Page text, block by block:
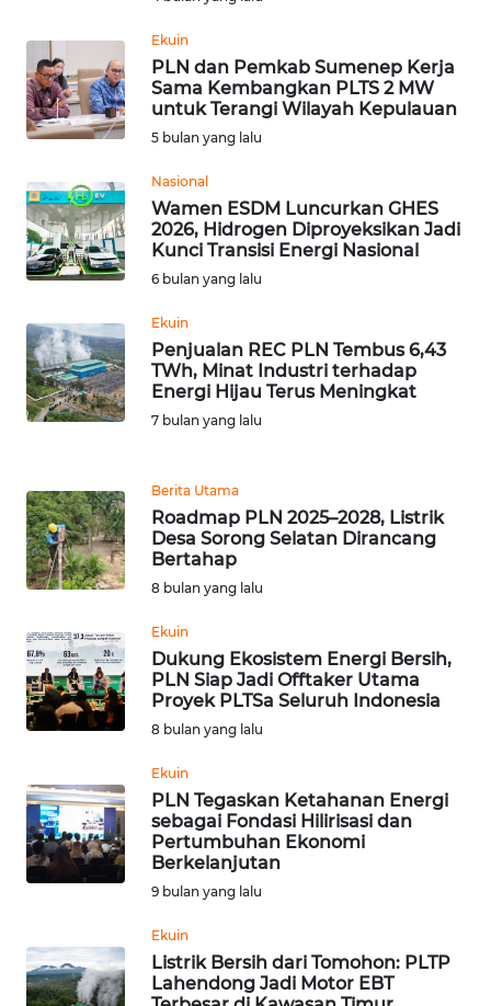
Ekuin
PLN dan Pemkab Sumenep Kerja
Sama Kembangkan PLTS 2 MW
untuk Terangi Wilayah Kepulauan
5 bulan yang lalu
Nasional
Wamen ESDM Luncurkan GHES
2026, Hidrogen Diproyeksikan Jadi
Kunci Transisi Energi Nasional
6 bulan yang lalu
Ekuin
Penjualan REC PLN Tembus 6,43
TWh, Minat Industri terhadap
Energi Hijau Terus Meningkat
7 bulan yang lalu
Berita Utama
Roadmap PLN 2025–2028, Listrik
Desa Sorong Selatan Dirancang
Bertahap
8 bulan yang lalu
Ekuin
Dukung Ekosistem Energi Bersih,
PLN Siap Jadi Offtaker Utama
Proyek PLTSa Seluruh Indonesia
8 bulan yang lalu
Ekuin
PLN Tegaskan Ketahanan Energi
sebagai Fondasi Hilirisasi dan
Pertumbuhan Ekonomi
Berkelanjutan
9 bulan yang lalu
Ekuin
Listrik Bersih dari Tomohon: PLTP
Lahendong Jadi Motor EBT
WN
BABEL
SUMBAR
WN
SUMSEL
WN
BENGKULU
WN
LAMPUNG
JATENG
WN
NUSANTARA
WN
JOGJA
WN
WN
BALI
WN
WN
KALTENG